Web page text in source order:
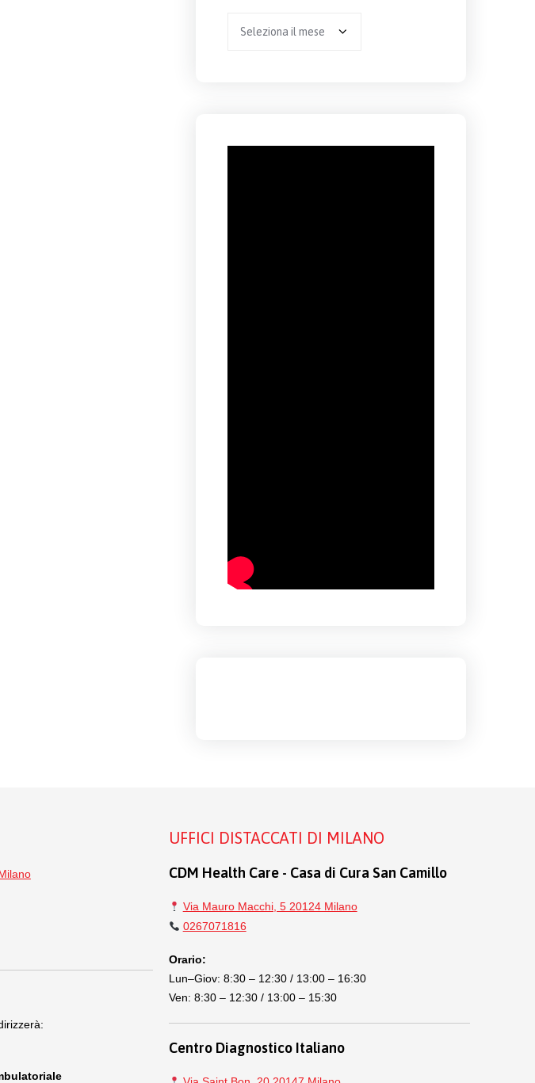
per
UFFICI DISTACCATI DI MILANO
CDM Health Care - Casa di Cura San Camillo
Via Mauro Macchi, 5 20124 Milano
0267071816
Orario:
Lun–Giov: 8:30 – 12:30 / 13:00 – 16:30
Ven: 8:30 – 12:30 / 13:00 – 15:30
Centro Diagnostico Italiano